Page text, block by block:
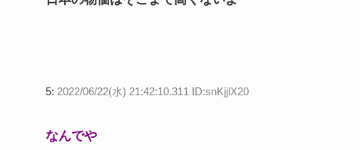
5: 2022/06/22(水) 21:42:10.311 ID:snKjjlX20
なんでや